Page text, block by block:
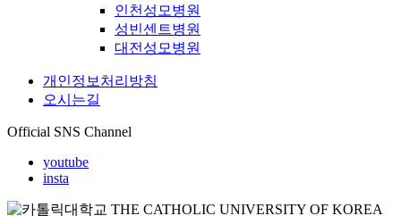
인천성모병원
성빈센트병원
대전성모병원
개인정보처리방침
오시는길
Official SNS Channel
youtube
insta